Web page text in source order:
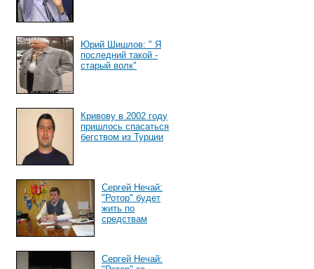
Юрий Шишлов: " Я
последний такой -
старый волк"
Кривову в 2002 году
пришлось спасаться
бегством из Турции
Сергей Нечай:
"Ротор" будет
жить по
средствам
Сергей Нечай: